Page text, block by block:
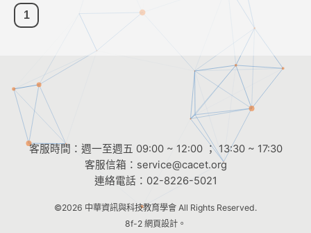
1
客服時間：週一至週五 09:00 ~ 12:00 ； 13:30 ~ 17:30
客服信箱： service@cacet.org
連絡電話： 02-8226-5021
©2026 中華資訊與科技教育學會 All Rights Reserved.
8f-2 網頁設計。